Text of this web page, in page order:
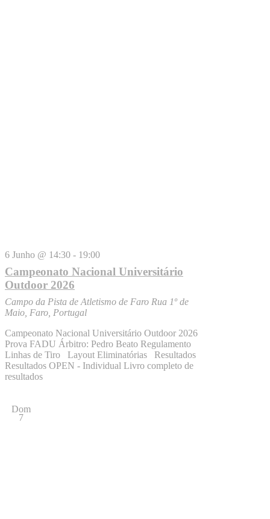
6 Junho @ 14:30 - 19:00
Campeonato Nacional Universitário
Outdoor 2026
Campo da Pista de Atletismo de Faro Rua 1º de
Maio, Faro, Portugal
Campeonato Nacional Universitário Outdoor 2026
Prova FADU Árbitro: Pedro Beato Regulamento
Linhas de Tiro Layout Eliminatórias Resultados
Resultados OPEN - Individual Livro completo de
resultados
Dom
7